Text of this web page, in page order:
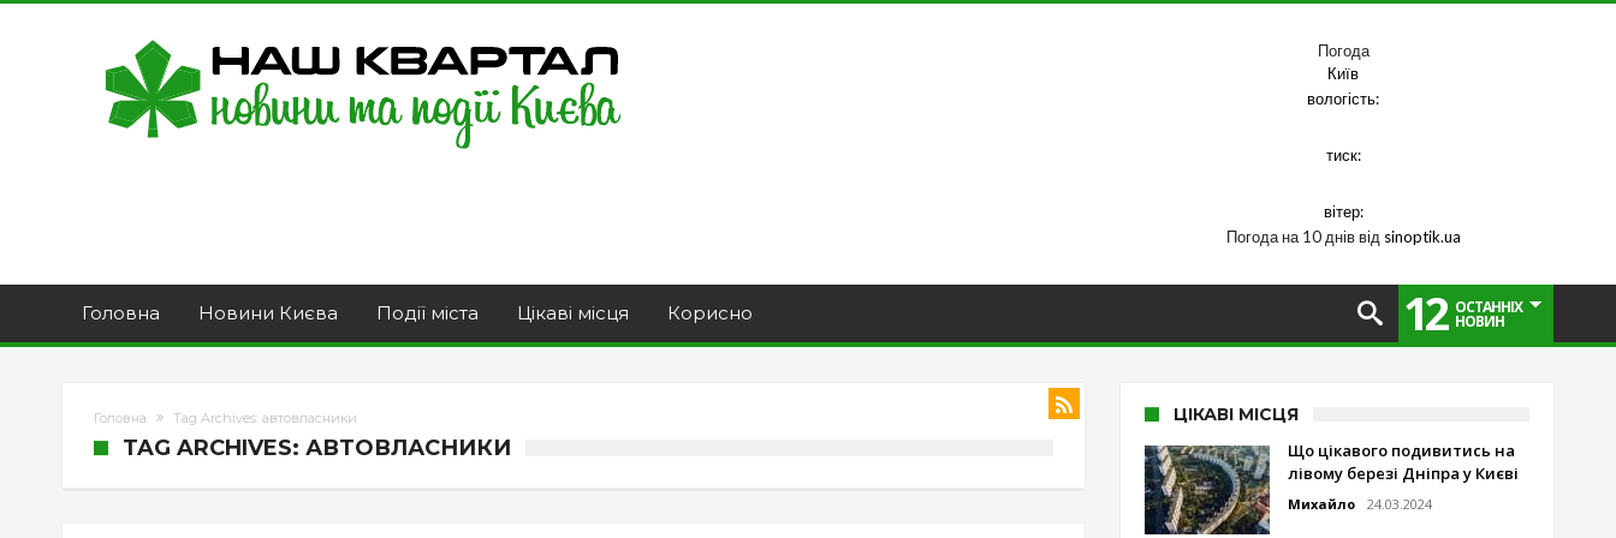
Погода
Київ
вологість:
тиск:
вітер:
Погода на 10 днів від sinoptik.ua
Головна Новини Києва Події міста Цікаві місця Корисно 12 ОСТАННІХ
НОВИН
Головна Tag Archives: автовласники
TAG ARCHIVES: АВТОВЛАСНИКИ
ЦІКАВІ МІСЦЯ
Що цікавого подивитись на
лівому березі Дніпра у Києві
Михайло 24.03.2024